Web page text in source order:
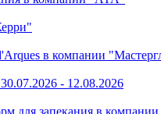
в компании
- 12.08.2026